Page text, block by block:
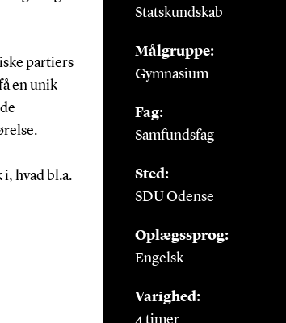
partiers
en unik
hvad bl.a.
Statskundskab
Målgruppe:
Gymnasium
Fag:
Samfundsfag
Sted:
SDU Odense
Oplægssprog:
Engelsk
Varighed:
4 timer